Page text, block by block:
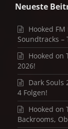
Neueste
Hooked
Soundtracks –
Hooked on
2026!
Dark Souls
4 Folgen!
Hooked on
Backrooms,